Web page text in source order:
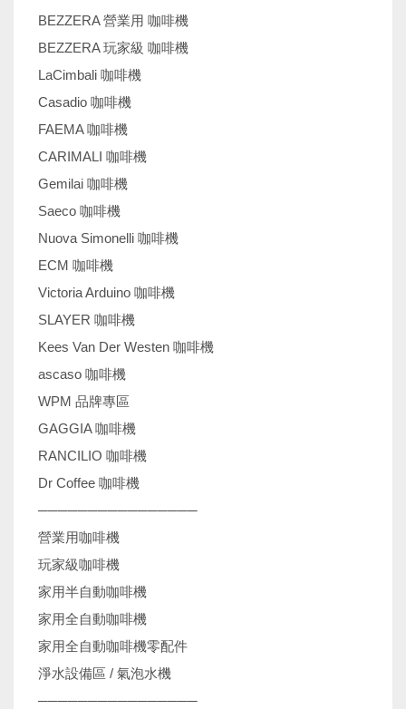
BEZZERA 營業用 咖啡機
BEZZERA 玩家級 咖啡機
LaCimbali 咖啡機
Casadio 咖啡機
FAEMA 咖啡機
CARIMALI 咖啡機
Gemilai 咖啡機
Saeco 咖啡機
Nuova Simonelli 咖啡機
ECM 咖啡機
Victoria Arduino 咖啡機
SLAYER 咖啡機
Kees Van Der Westen 咖啡機
ascaso 咖啡機
WPM 品牌專區
GAGGIA 咖啡機
RANCILIO 咖啡機
Dr Coffee 咖啡機
────────────────
營業用咖啡機
玩家級咖啡機
家用半自動咖啡機
家用全自動咖啡機
家用全自動咖啡機零配件
淨水設備區 / 氣泡水機
────────────────